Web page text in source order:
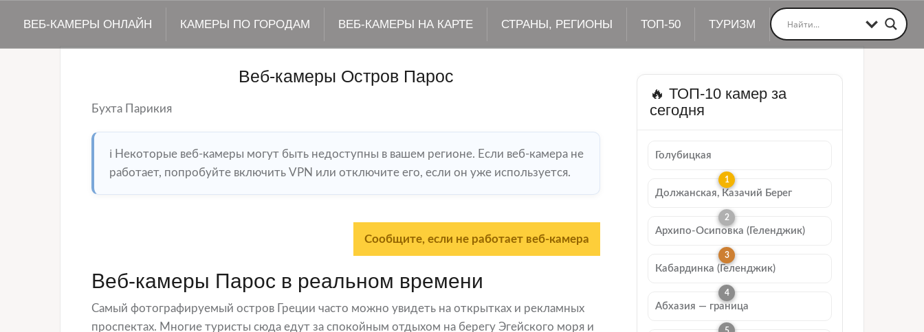
ВЕБ-КАМЕРЫ ОНЛАЙН КАМЕРЫ ПО ГОРОДАМ ВЕБ-КАМЕРЫ НА КАРТЕ СТРАНЫ, РЕГИОНЫ ТОП-50 ТУРИЗМ
Веб-камеры Остров Парос
Бухта Парикия
ℹ️ Некоторые веб-камеры могут быть недоступны в вашем регионе. Если веб-камера не
работает, попробуйте включить VPN или отключите его, если он уже используется.
Сообщите, если не работает веб-камера
Веб-камеры Парос в реальном времени
Самый фотографируемый остров Греции часто можно увидеть на открытках и рекламных
проспектах. Многие туристы сюда едут за спокойным отдыхом на берегу Эгейского моря и
🔥 ТОП-10 камер за
сегодня
Голубицкая
Должанская, Казачий Берег
Архипо-Осиповка (Геленджик)
Кабардинка (Геленджик)
Абхазия — граница